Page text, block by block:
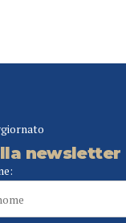
newsletter